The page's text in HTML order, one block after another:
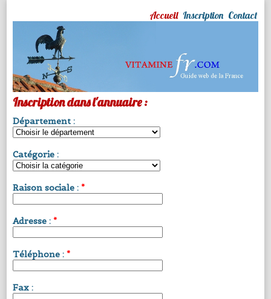
Accueil Inscription Contact
Inscription dans l'annuaire :
Département :
Catégorie :
Raison sociale :*
Adresse :*
Téléphone :*
Fax :